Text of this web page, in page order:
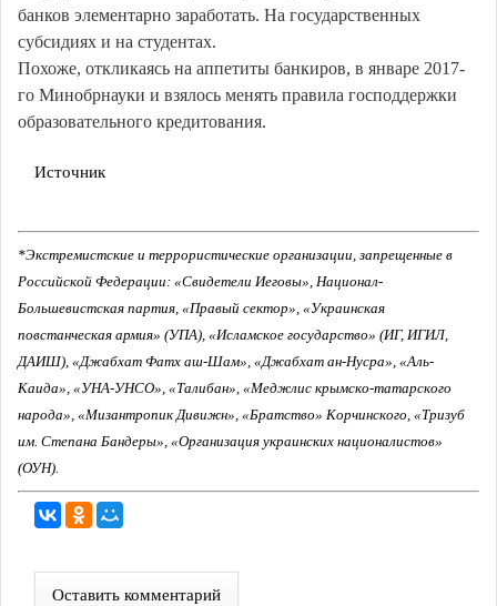
банков элементарно заработать. На государственных
субсидиях и на студентах.
Похоже, откликаясь на аппетиты банкиров, в январе 2017-
го Минобрнауки и взялось менять правила господдержки
образовательного кредитования.
Источник
*Экстремистские и террористические организации, запрещенные в
Российской Федерации: «Свидетели Иеговы», Национал-
Большевистская партия, «Правый сектор», «Украинская
повстанческая армия» (УПА), «Исламское государство» (ИГ, ИГИЛ,
ДАИШ), «Джабхат Фатх аш-Шам», «Джабхат ан-Нусра», «Аль-
Каида», «УНА-УНСО», «Талибан», «Меджлис крымско-татарского
народа», «Мизантропик Дивижн», «Братство» Корчинского, «Тризуб
им. Степана Бандеры», «Организация украинских националистов»
(ОУН).
Оставить комментарий